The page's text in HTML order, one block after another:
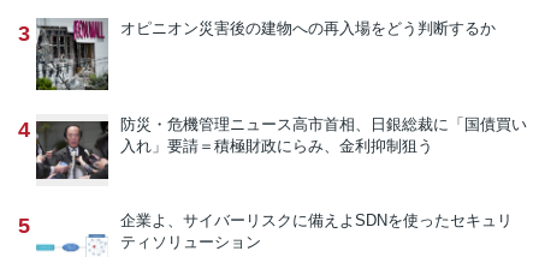
3 オピニオン災害後の建物への再入場をどう判断するか
4 防災・危機管理ニュース高市首相、日銀総裁に「国債買い
入れ」要請＝積極財政にらみ、金利抑制狙う
5 企業よ、サイバーリスクに備えよ SDNを使ったセキュリ
ティソリューション